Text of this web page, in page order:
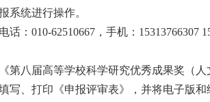
系统进行操作。
010-62510667，手机：15313766307
八届高等学校科学研究优秀成果奖（人
写、打印《申报评审表》，并将电子版